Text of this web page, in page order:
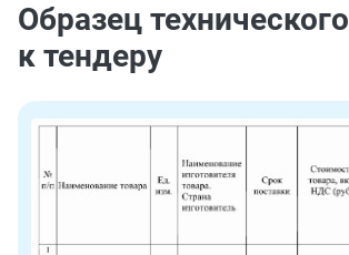
Образец
к тендеру